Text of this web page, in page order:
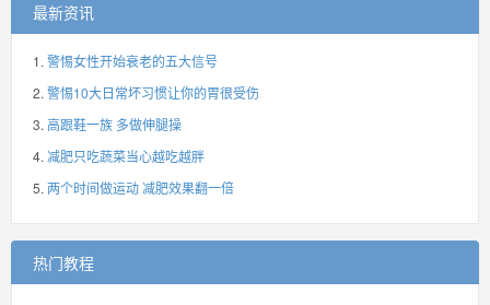
最新资讯
警惕女性开始衰老的五大信号
警惕10大日常坏习惯让你的胃很受伤
高跟鞋一族 多做伸腿操
减肥只吃蔬菜当心越吃越胖
两个时间做运动 减肥效果翻一倍
热门教程